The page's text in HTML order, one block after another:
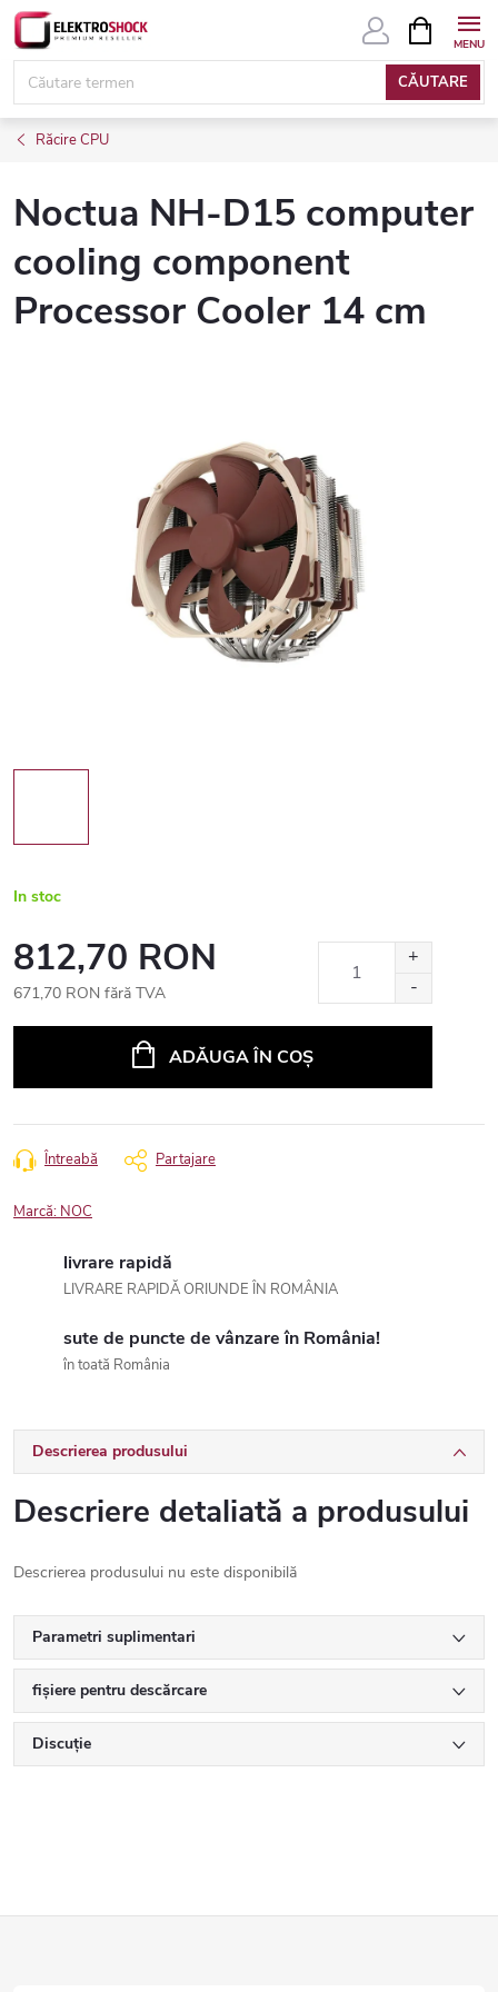
Treci
conținut
CĂUTARE
COŞ
DE
Răcire CPU
Noctua NH-D15 computer
cooling component
Processor Cooler 14 cm
In stoc
812,70 RON
671,70 RON fără TVA
ADĂUGA ÎN COŞ
Întreabă Partajare
Marcă: NOC
livrare rapidă
LIVRARE RAPIDĂ ORIUNDE ÎN ROMÂNIA
sute de puncte de vânzare în România!
în toată România
Descrierea produsului
Descriere detaliată a produsului
Descrierea produsului nu este disponibilă
Parametri suplimentari
fișiere pentru descărcare
Discuţie